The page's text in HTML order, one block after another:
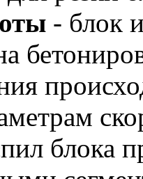
- блок
блока